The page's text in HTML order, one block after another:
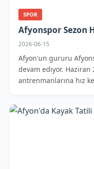
SPOR
Afyonspor Sezon
2026-06-15
Afyon'un gururu
devam ediyor. Haziran
antrenmanlarına hız